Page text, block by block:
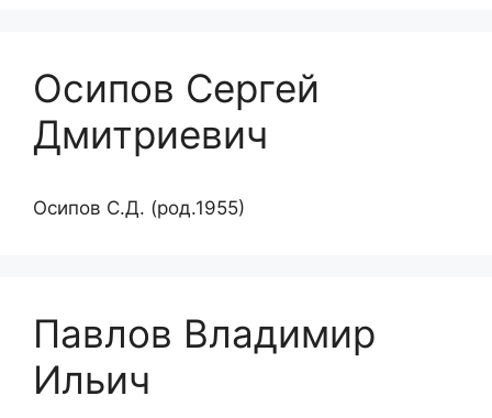
Осипов Сергей
Дмитриевич
Осипов С.Д. (род.1955)
Павлов Владимир
Ильич